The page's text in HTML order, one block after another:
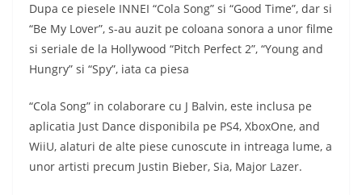
Dupa ce piesele INNEI “Cola Song” si “Good Time”, dar si
“Be My Lover”, s-au auzit pe coloana sonora a unor filme
si seriale de la Hollywood “Pitch Perfect 2”, “Young and
Hungry” si “Spy”, iata ca piesa
“Cola Song” in colaborare cu J Balvin, este inclusa pe
aplicatia Just Dance disponibila pe PS4, XboxOne, and
WiiU, alaturi de alte piese cunoscute in intreaga lume, a
unor artisti precum Justin Bieber, Sia, Major Lazer.